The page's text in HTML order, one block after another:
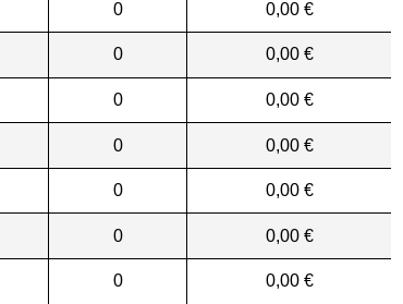
0 0,00 €
0 0,00 €
0 0,00 €
0 0,00 €
0 0,00 €
0 0,00 €
0 0,00 €